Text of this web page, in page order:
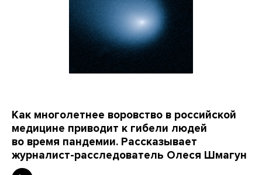
Как многолетнее воровство в российской
медицине приводит к гибели людей
во время пандемии. Рассказывает
журналист-расследователь Олеся Шмагун